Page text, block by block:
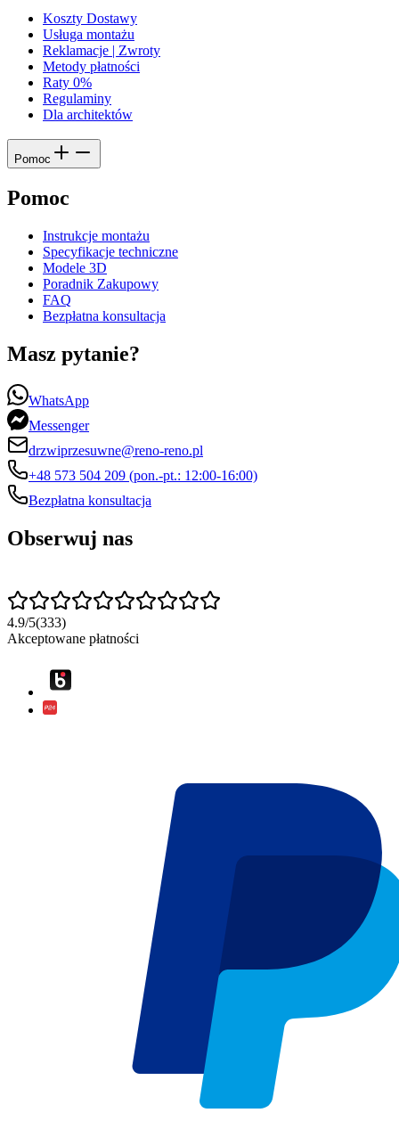
Koszty Dostawy
Usługa montażu
Reklamacje | Zwroty
Metody płatności
Raty 0%
Regulaminy
Dla architektów
Pomoc
Pomoc
Instrukcje montażu
Specyfikacje techniczne
Modele 3D
Poradnik Zakupowy
FAQ
Bezpłatna konsultacja
Masz pytanie?
WhatsApp
Messenger
drzwiprzesuwne@reno-reno.pl
+48 573 504 209 (pon.-pt.: 12:00-16:00)
Bezpłatna konsultacja
Obserwuj nas
4.9/5(333)
Akceptowane płatności